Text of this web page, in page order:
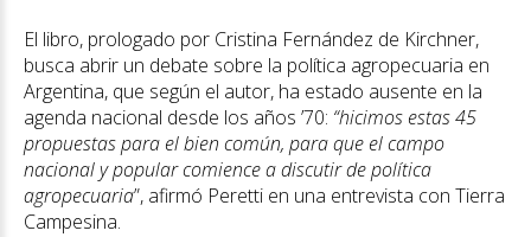
El libro, prologado por Cristina Fernández de Kirchner,
busca abrir un debate sobre la política agropecuaria en
Argentina, que según el autor, ha estado ausente en la
agenda nacional desde los años ’70: “hicimos estas 45
propuestas para el bien común, para que el campo
nacional y popular comience a discutir de política
agropecuaria”, afirmó Peretti en una entrevista con Tierra
Campesina.